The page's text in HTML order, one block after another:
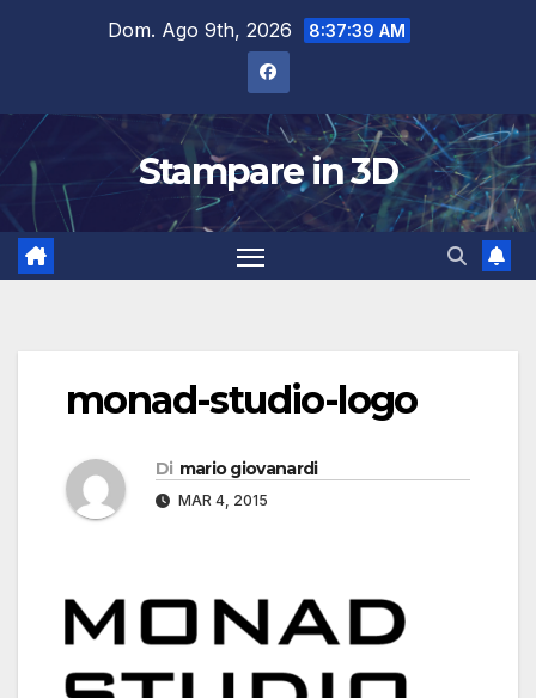
Dom. Ago 9th, 2026 8:37:40 AM
Stampare in 3D
monad-studio-logo
Di mario giovanardi
MAR 4, 2015